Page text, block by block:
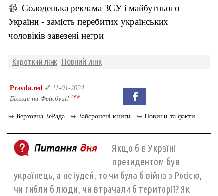
📹 Солоденька реклама ЗСУ і майбутнього
України - замість перебитих українських
чоловіків завезені негри
Короткий лінк Повний лінк
Pravda.red ✐ 11-01-2024
Більше на Фейсбуці! new
➥ Верховна ЗеРада➥ Заборонені книги ➥ Новини та факти
Якщо б в Україні
президентом був
українець, а не іудей, то чи була б війна з Росією,
чи гибли б люди, чи втрачали б території? Як